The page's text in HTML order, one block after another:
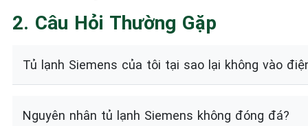
2. Câu Hỏi Thường Gặp
Tủ lạnh Siemens của tôi tại sao lại không vào
Nguyên nhân tủ lạnh Siemens không đóng đá?